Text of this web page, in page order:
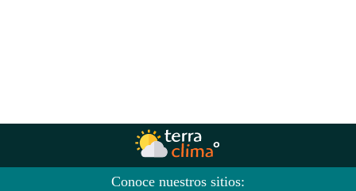
Conoce nuestros sitios: